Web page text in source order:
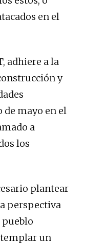
en el
adhiere a la
y
de mayo en el
a
los
plantear
perspectiva
pueblo
un